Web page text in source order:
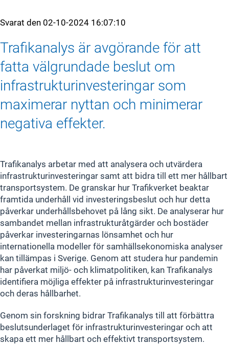
Svarat den 02-10-2024 16:07:10
Trafikanalys är avgörande för att
fatta välgrundade beslut om
infrastrukturinvesteringar som
maximerar nyttan och minimerar
negativa effekter.
Trafikanalys arbetar med att analysera och utvärdera
infrastrukturinvesteringar samt att bidra till ett mer hållbart
transportsystem. De granskar hur Trafikverket beaktar
framtida underhåll vid investeringsbeslut och hur detta
påverkar underhållsbehovet på lång sikt. De analyserar hur
sambandet mellan infrastrukturåtgärder och bostäder
påverkar investeringarnas lönsamhet och hur
internationella modeller för samhällsekonomiska analyser
kan tillämpas i Sverige. Genom att studera hur pandemin
har påverkat miljö- och klimatpolitiken, kan Trafikanalys
identifiera möjliga effekter på infrastrukturinvesteringar
och deras hållbarhet.
Genom sin forskning bidrar Trafikanalys till att förbättra
beslutsunderlaget för infrastrukturinvesteringar och att
skapa ett mer hållbart och effektivt transportsystem.